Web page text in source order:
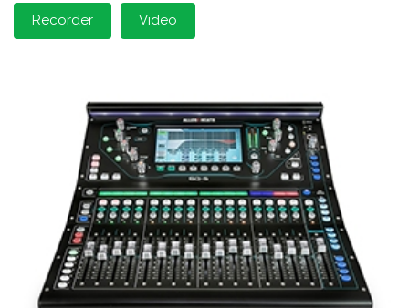
Recorder Video